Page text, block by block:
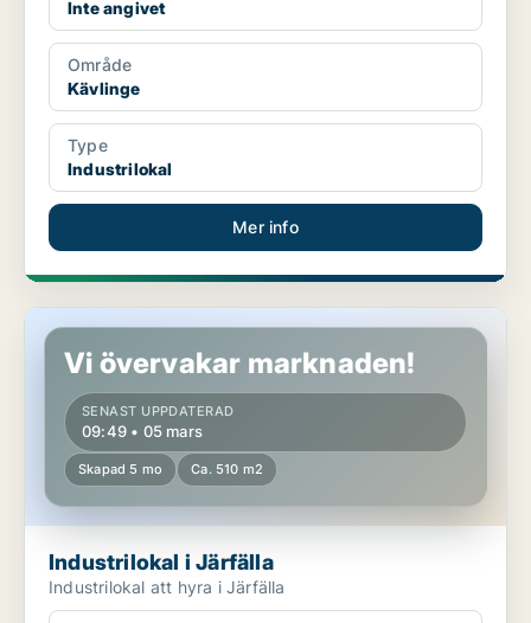
Inte angivet
Område
Kävlinge
Type
Industrilokal
Mer info
Industrilokal i Järfälla
Vi övervakar marknaden!
SENAST UPPDATERAD
09:49 • 05 mars
Skapad 5 mo Ca. 510 m2
Industrilokal i Järfälla
Industrilokal att hyra i Järfälla